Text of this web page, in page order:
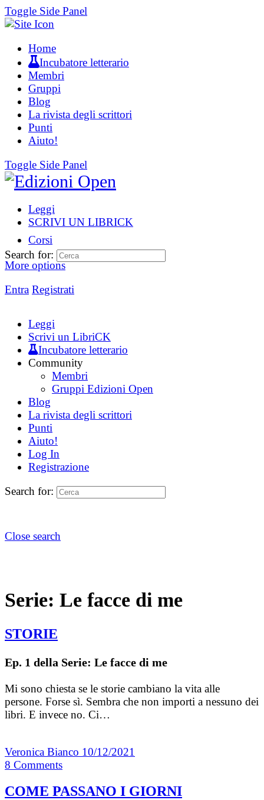
Toggle Side Panel
Home
Incubatore letterario
Membri
Gruppi
Blog
La rivista degli scrittori
Punti
Aiuto!
Toggle Side Panel
Leggi
SCRIVI UN LIBRICK
Corsi
More options
Entra Registrati
Search for:
Leggi
Scrivi un LibriCK
Incubatore letterario
Community
Membri
Gruppi Edizioni Open
Blog
La rivista degli scrittori
Punti
Aiuto!
Log In
Registrazione
Search for:
Close search
Serie: Le facce di me
STORIE
Ep. 1 della Serie: Le facce di me
Mi sono chiesta se le storie cambiano la vita alle
persone. Forse sì. Sembra che non importi a nessuno dei
libri. E invece no. Ci…
Veronica Bianco 10/12/2021
8 Comments
COME PASSANO I GIORNI